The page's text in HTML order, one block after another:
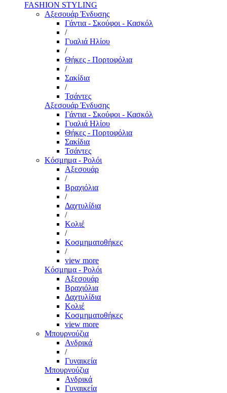
FASHION STYLING
Αξεσουάρ Ένδυσης
Γάντια - Σκούφοι - Κασκόλ
/
Γυαλιά Ηλίου
/
Θήκες - Πορτοφόλια
/
Σακίδια
/
Τσάντες
Αξεσουάρ Ένδυσης
Γάντια - Σκούφοι - Κασκόλ
Γυαλιά Ηλίου
Θήκες - Πορτοφόλια
Σακίδια
Τσάντες
Κόσμημα - Ρολόι
Αξεσουάρ
/
Βραχιόλια
/
Δαχτυλίδια
/
Κολιέ
/
Κοσμηματοθήκες
/
view more
Κόσμημα - Ρολόι
Αξεσουάρ
Βραχιόλια
Δαχτυλίδια
Κολιέ
Κοσμηματοθήκες
view more
Μπουρνούζια
Ανδρικά
/
Γυναικεία
Μπουρνούζια
Ανδρικά
Γυναικεία